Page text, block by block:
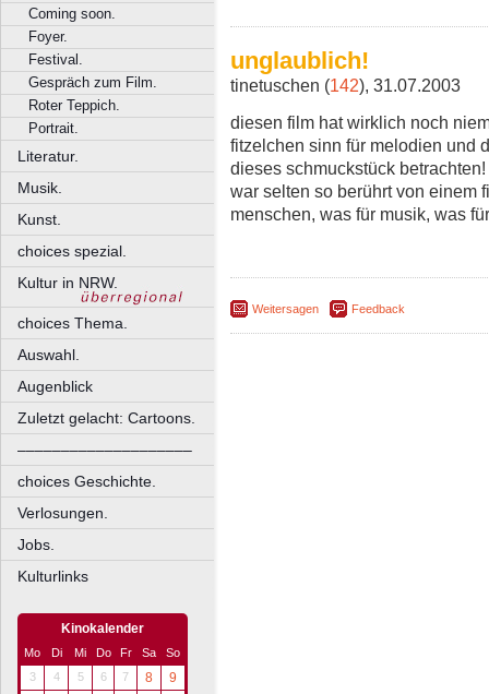
Coming soon.
Foyer.
Festival.
Gespräch zum Film.
Roter Teppich.
Portrait.
Literatur.
Musik.
Kunst.
choices spezial.
Kultur in NRW.
choices Thema.
Auswahl.
Augenblick
Zuletzt gelacht: Cartoons.
––––––––––––––––––––
choices Geschichte.
Verlosungen.
Jobs.
Kulturlinks
Kinokalender
Mo Di Mi Do Fr Sa
So
3
4 5 6 7 8
9
unglaublich!
tinetuschen (142), 31.07.2003
diesen film hat wirklich noch
fitzelchen sinn für melodien und
dieses schmuckstück
war selten so berührt von einem
menschen, was für musik, was
Weitersagen Feedback